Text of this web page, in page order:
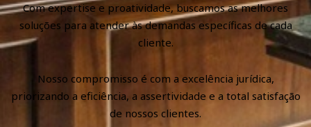
Com expertise e proatividade, buscamos as melhores
soluções para atender às demandas específicas de cada
cliente.
Nosso compromisso é com a excelência jurídica,
priorizando a eficiência, a assertividade e a total satisfação
de nossos clientes.